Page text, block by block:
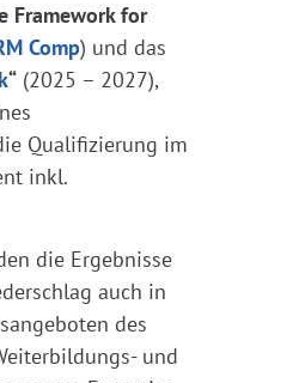
Framework for
Comp) und das
“ (2025 – 2027),
Qualifizierung im
inkl.
die Ergebnisse
auch in
des
und